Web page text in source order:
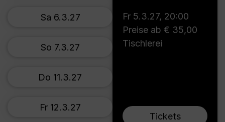
Fr 5.3.27, 20:00
Preise ab € 35,00
Tischlerei
Tickets
Sa 6.3.27
So 7.3.27
Do 11.3.27
Fr 12.3.27